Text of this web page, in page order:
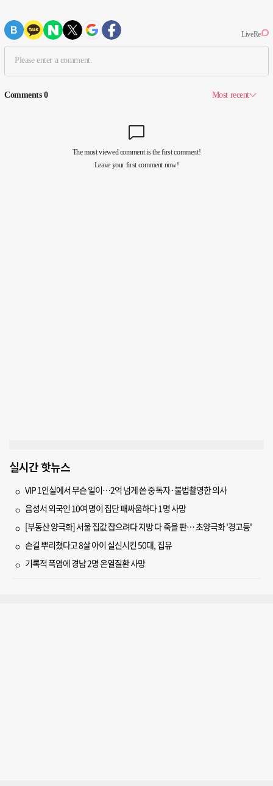
실시간 핫뉴스
VIP 1인실에서 무슨 일이…2억 넘게 쓴 중독자·불법촬영한 의사
음성서 외국인 10여 명이 집단 패싸움하다 1명 사망
[부동산 양극화] 서울 집값 잡으려다 지방 다 죽을 판… 초양극화 '경고등'
손길 뿌리쳤다고 8살 아이 실신시킨 50대, 집유
기록적 폭염에 경남 2명 온열질환 사망